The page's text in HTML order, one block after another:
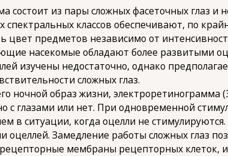
состоит из пары сложных фасеточных глаз и
классов обеспечивают, по
цвет предметов независимо от
насекомые обладают более развитыми
изучены недостаточно, однако
сложных глаз.
ночной образ жизни, электроретинограмма
с глазами или нет. При одновременной
в ситуации, когда оцелли не
оцеллей. Замедление работы сложных глаз
мембраны рецепторных клеток, и,